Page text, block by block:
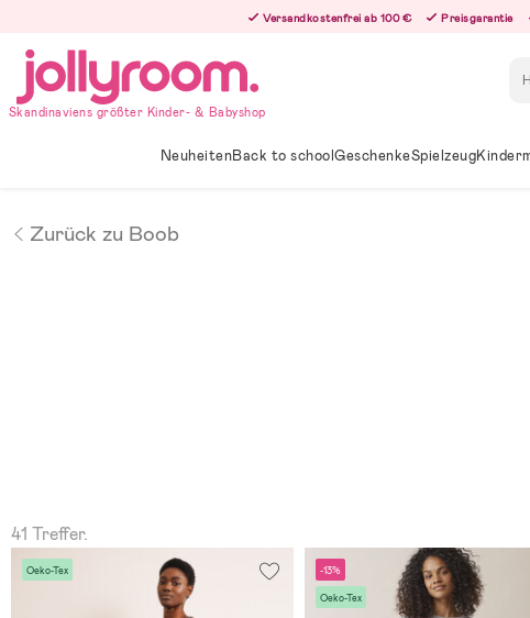
innehållet
Versandkostenfrei ab 100 € Preisgarantie
Skandinaviens größter Kinder- & Babyshop
NeuheitenBack to schoolGeschenkeSpielzeug
Zurück zu Boob
41 Treffer.
Oeko-Tex -13%
Oeko-Tex